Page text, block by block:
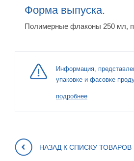
Форма выпуска.
Полимерные флаконы 250 мл,
Информация,
упаковке и фасовке
подробнее
НАЗАД К СПИСКУ ТОВАРОВ